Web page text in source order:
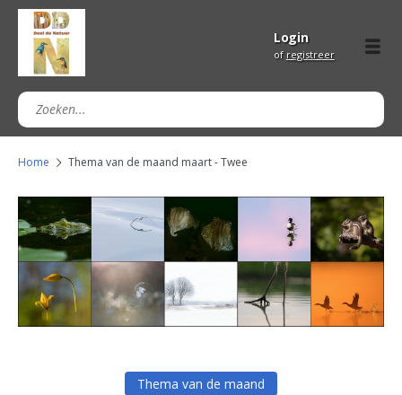
Login
of registreer
Home Thema van de maand maart - Twee
Thema van de maand